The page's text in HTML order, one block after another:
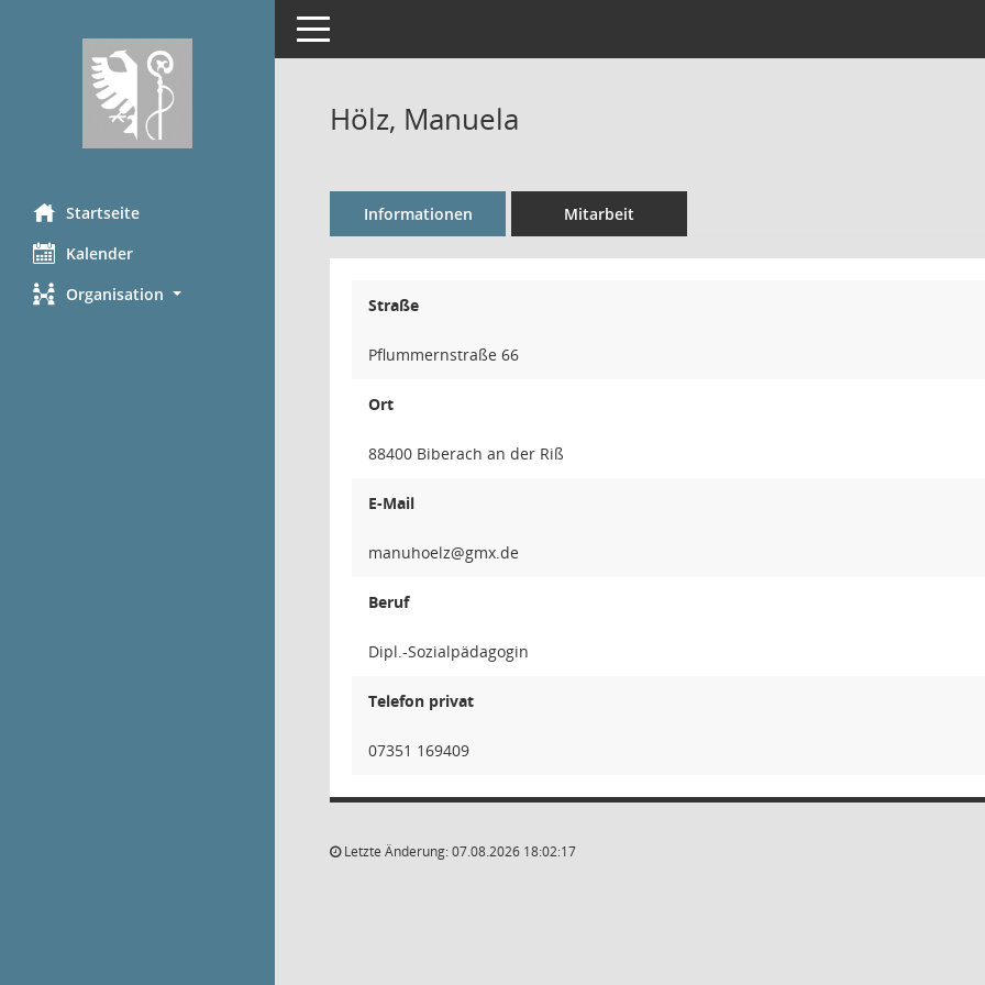
Startseite
Kalender
Organisation
Toggle navigation
Hölz, Manuela
Informationen Mitarbeit
Straße
Pflummernstraße 66
Ort
88400 Biberach an der Riß
E-Mail
zleo
Beruf
Dipl.-Sozialpädagogin
Telefon privat
07351 169409
Letzte Änderung: 07.08.2026 18:02:17